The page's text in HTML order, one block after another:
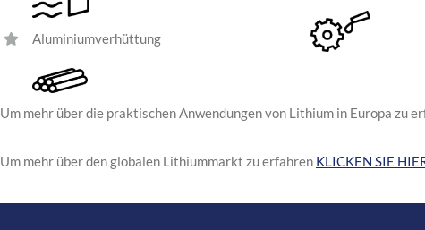
Aluminiumverhüttung
Um mehr über die praktischen Anwendungen von Lithium in Europa zu
Um mehr über den globalen Lithiummarkt zu erfahren KLICKEN SIE